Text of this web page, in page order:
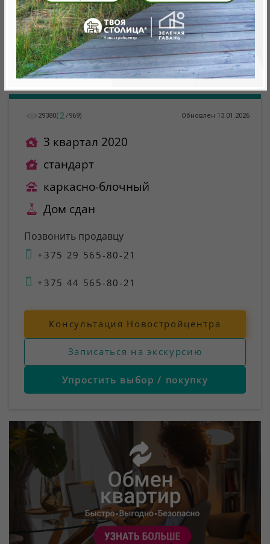
29380( 2 /969) Обновлен 13.01.2026
3 квартал 2020
стандарт
каркасно-блочный
Дом сдан
Позвонить продавцу
+375 29 565-80-21
+375 44 565-80-21
Консультация Новостройцентра
Записаться на экскурсию
Упростить выбор / покупку